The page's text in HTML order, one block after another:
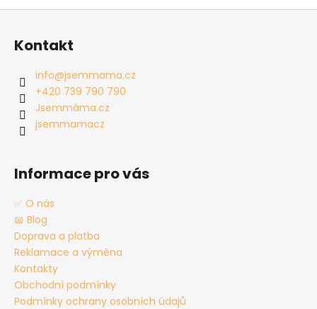
Z
Kontakt
info@jsemmama.cz
+420 739 790 790
Jsemmáma.cz
jsemmamacz
Informace pro vás
✅ O nás
📖 Blog
Doprava a platba
Reklamace a výměna
Kontakty
Obchodní podmínky
Podmínky ochrany osobních údajů